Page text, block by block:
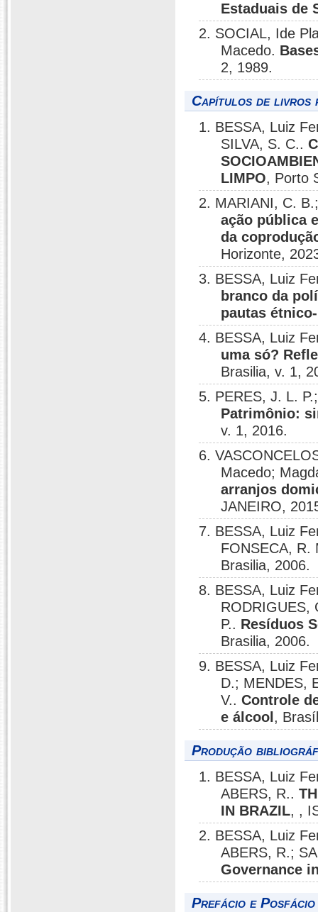
Estaduais de
2. SOCIAL, Ide
Macedo.
2, 1989.
Capítulos de livros
1. BESSA, Luiz
SILVA, S. C..
LIMPO, Porto
2. MARIANI, C.
ação pública
da
Horizonte,
3. BESSA, Luiz
branco da
pautas
4. BESSA, Luiz
uma só?
Brasilia, v. 1,
5. PERES, J. L.
Patrimônio:
v. 1, 2016.
6.
Macedo;
arranjos
JANEIRO,
7. BESSA, Luiz
FONSECA,
Brasilia, 2006.
8. BESSA, Luiz
RODRIGUES,
P.. Resíduos
Brasilia, 2006.
9. BESSA, Luiz
D.; MENDES,
V..Controle
e álcool ,
Produção
1. BESSA, Luiz
ABERS, R..
IN BRAZIL, ,
2. BESSA, Luiz
ABERS, R.;
Governance
Prefácio e